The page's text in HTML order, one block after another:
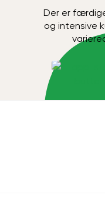
Der er
og intensive